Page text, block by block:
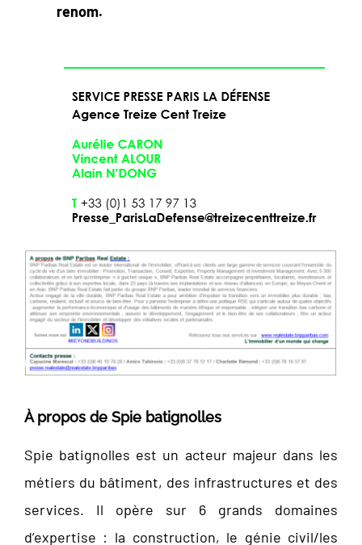
renom.
À propos de Spie batignolles
Spie batignolles est un acteur majeur dans les
métiers du bâtiment, des infrastructures et des
services. Il opère sur 6 grands domaines
d’expertise : la construction, le génie civil/les